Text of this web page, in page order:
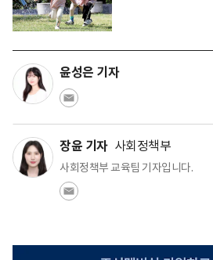
윤성은 기자
장윤 기자 사회정책부
사회정책부 교육팀 기자입니다.